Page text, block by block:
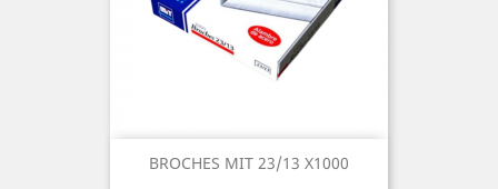
BROCHES MIT 23/13 X1000